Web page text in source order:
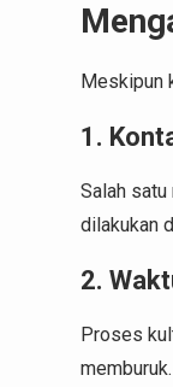
Meskipun
1.
Salah
dilakukan
2.
Proses
memburuk.